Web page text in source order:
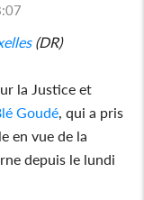
(DR)
la Justice et
Goudé, qui a pris
en vue de la
depuis le lundi